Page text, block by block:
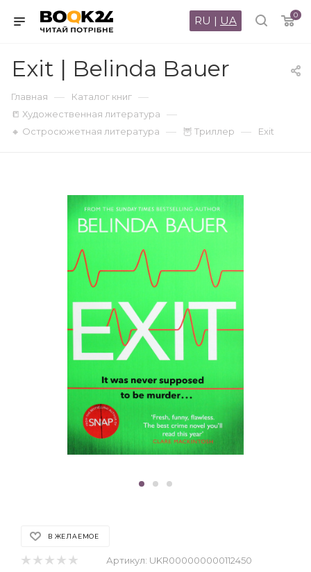
0
RU | UA
Exit | Belinda Bauer
Главная — Каталог книг —
📒 Художественная литература —
🔸 Остросюжетная литература — 🦉 Триллер — Exit
В ЖЕЛАЕМОЕ
Артикул: UKR000000000112450